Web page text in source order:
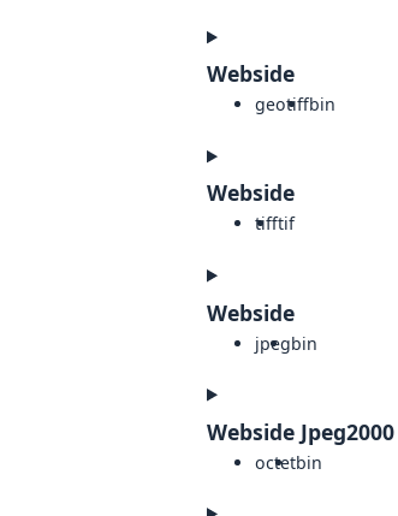
Webside
geotiffbin
Webside
tifftif
Webside
jpegbin
Webside Jpeg2000
octetbin